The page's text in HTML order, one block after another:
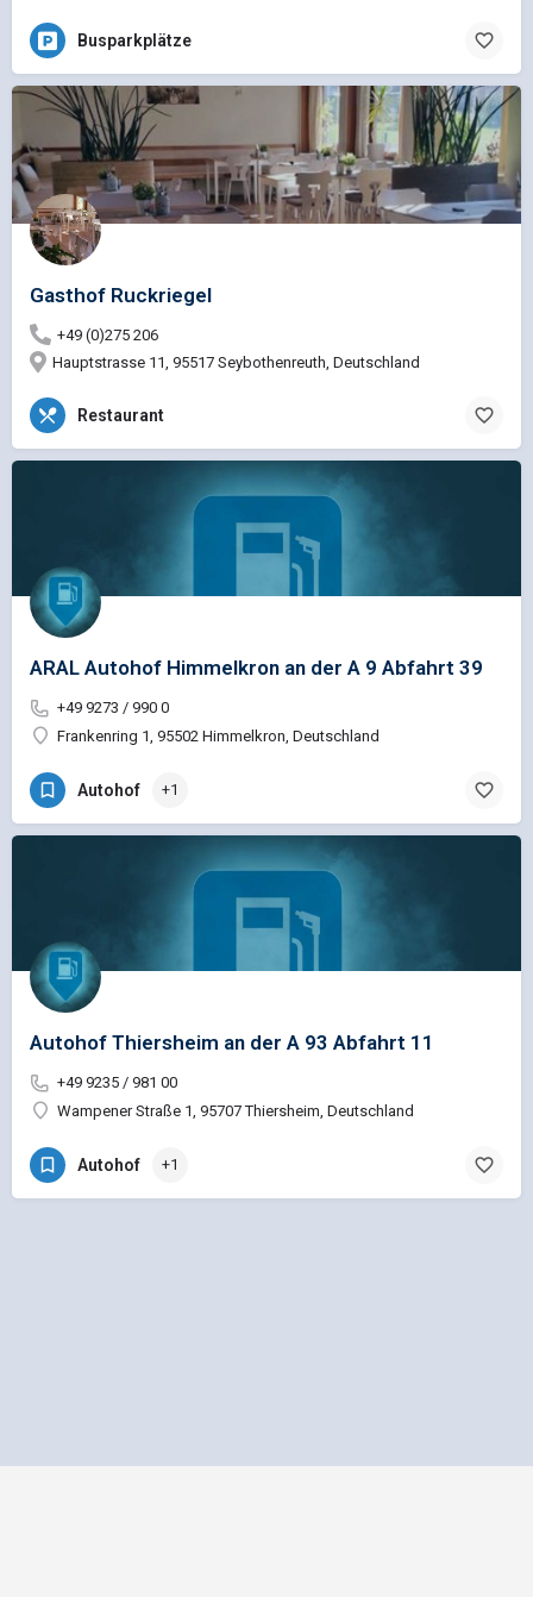
Busparkplätze
Gasthof Ruckriegel
+49 (0)275 206
Hauptstrasse 11, 95517 Seybothenreuth, Deutschland
Restaurant
ARAL Autohof Himmelkron an der A 9 Abfahrt 39
+49 9273 / 990 0
Frankenring 1, 95502 Himmelkron, Deutschland
Autohof +1
Autohof Thiersheim an der A 93 Abfahrt 11
+49 9235 / 981 00
Wampener Straße 1, 95707 Thiersheim, Deutschland
Autohof +1